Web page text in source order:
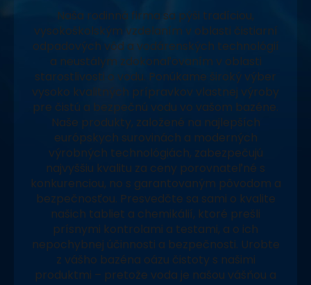
Naša rodinná firma sa pýši tradíciou,
vysokoškolským vzdelaním v oblasti čistiarní
odpadových vôd a vodárenských technológií
a neustálym zdokonaľovaním v oblasti
starostlivosti o vodu. Ponúkame široký výber
vysoko kvalitných prípravkov vlastnej výroby
pre čistú a bezpečnú vodu vo vašom bazéne.
Naše produkty, založené na najlepších
európskych surovinách a moderných
výrobných technológiách, zabezpečujú
najvyššiu kvalitu za ceny porovnateľné s
konkurenciou, no s garantovaným pôvodom a
bezpečnosťou. Presvedčte sa sami o kvalite
našich tabliet a chemikálií, ktoré prešli
prísnymi kontrolami a testami, a o ich
nepochybnej účinnosti a bezpečnosti. Urobte
z vášho bazéna oázu čistoty s našimi
produktmi – pretože voda je našou vášňou a